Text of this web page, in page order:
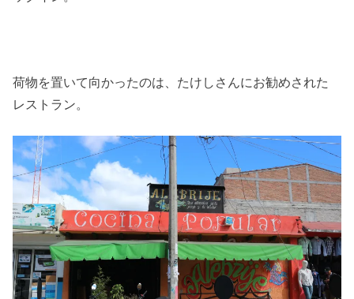
荷物を置いて向かったのは、たけしさんにお勧めされた
レストラン。